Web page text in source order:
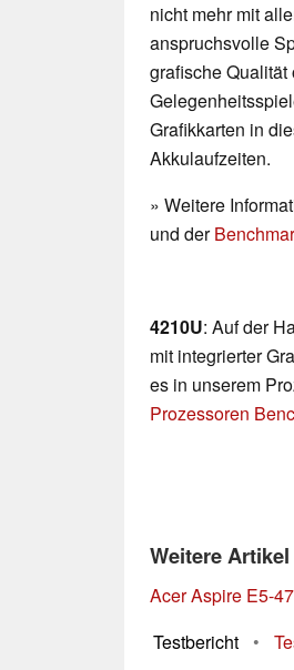
nicht mehr mit
anspruchsvolle
grafische
Grafikkarten in
Akkulaufzeiten.
» Weitere
und der
4210U: Auf der
mit integrierter
es in unserem
Prozessoren
Weitere
Acer Aspire E5-
Testbericht
•